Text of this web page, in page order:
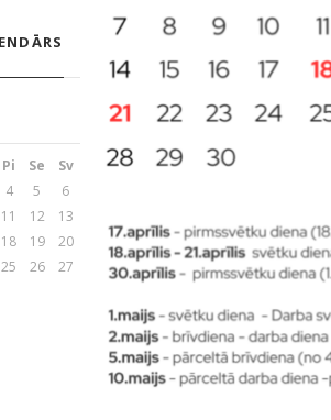
Pi Se
Sv
4 5
6
11 12
13
18 19
20
25 26
27